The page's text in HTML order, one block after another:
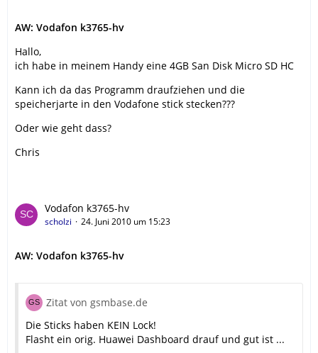
AW: Vodafon k3765-hv
Hallo,
ich habe in meinem Handy eine 4GB San Disk Micro SD HC
Kann ich da das Programm draufziehen und die
speicherjarte in den Vodafone stick stecken???
Oder wie geht dass?
Chris
Vodafon k3765-hv
scholzi 24. Juni 2010 um 15:23
AW: Vodafon k3765-hv
Zitat von gsmbase.de
Die Sticks haben KEIN Lock!
Flasht ein orig. Huawei Dashboard drauf und gut ist ...